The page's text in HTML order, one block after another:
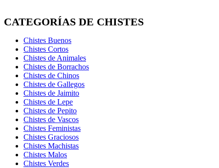
CATEGORÍAS DE CHISTES
Chistes Buenos
Chistes Cortos
Chistes de Animales
Chistes de Borrachos
Chistes de Chinos
Chistes de Gallegos
Chistes de Jaimito
Chistes de Lepe
Chistes de Pepito
Chistes de Vascos
Chistes Feministas
Chistes Graciosos
Chistes Machistas
Chistes Malos
Chistes Verdes